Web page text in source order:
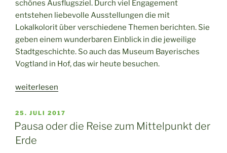
schönes Ausflugsziel. Durch viel Engagement
entstehen liebevolle Ausstellungen die mit
Lokalkolorit über verschiedene Themen berichten. Sie
geben einem wunderbaren Einblick in die jeweilige
Stadtgeschichte. So auch das Museum Bayerisches
Vogtland in Hof, das wir heute besuchen.
„Ein
im
Museum
Bayerisches
Vogtland
weiterlesen
VERÖFFENTLICHT
AM
25. JULI 2017
Pausa oder die Reise zum Mittelpunkt der
Erde